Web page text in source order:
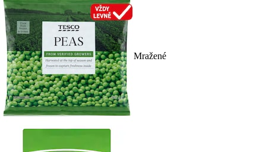
Mražené